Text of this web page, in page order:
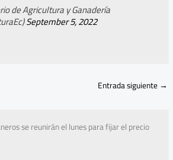
de Agricultura y Ganadería
September 5, 2022
Entrada siguiente→
se reunirán el lunes para fijar el precio